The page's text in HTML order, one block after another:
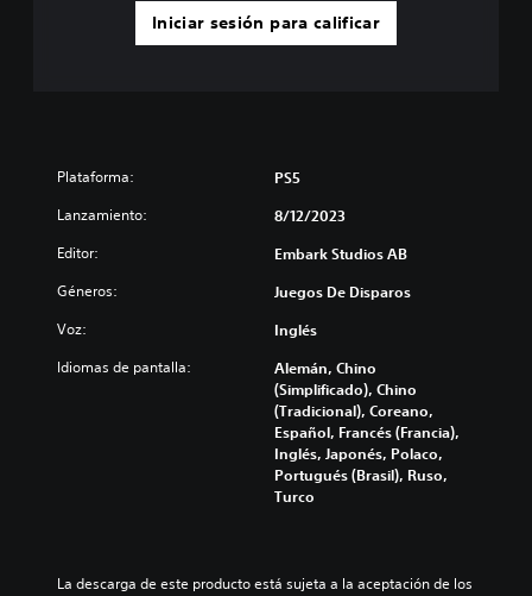
Iniciar sesión para calificar
Plataforma: PS5
Lanzamiento: 8/12/2023
Editor: Embark Studios AB
Géneros: Juegos De Disparos
Voz: Inglés
Idiomas de pantalla:
Alemán, Chino
(Simplificado), Chino
(Tradicional), Coreano,
Español, Francés (Francia),
Inglés, Japonés, Polaco,
Portugués (Brasil), Ruso,
Turco
La descarga de este producto está sujeta a la aceptación de los